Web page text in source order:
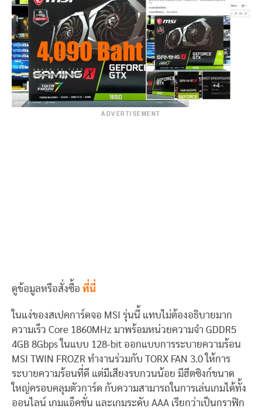
ADVERTISEMENT
ดูข้อมูลหรือสั่งซื้อ ที่นี่
ในแง่ของสเปคการ์ดจอ MSI รุ่นนี้ แทบไม่ต้องอธิบายมาก
ความเร็ว Core 1860MHz มาพร้อมหน่วยความจำ GDDR5
4GB 8Gbps ในแบบ 128-bit ออกแบบการระบายความร้อน
MSI TWIN FROZR ทำงานร่วมกับ TORX FAN 3.0 ให้การ
ระบายความร้อนที่ดี แต่มีเสียงรบกวนน้อย มีฮีตซิงก์ขนาด
ใหญ่ครอบคลุมตัวการ์ด กับความสามารถในการเล่นเกมได้ทั้ง
ออนไลน์ เกมแอ็คชั่น และเกมระดับ AAA เรียกว่าเป็นกราฟิก